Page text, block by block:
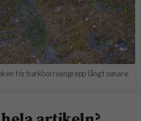
för barkborreangrepp långt senare.